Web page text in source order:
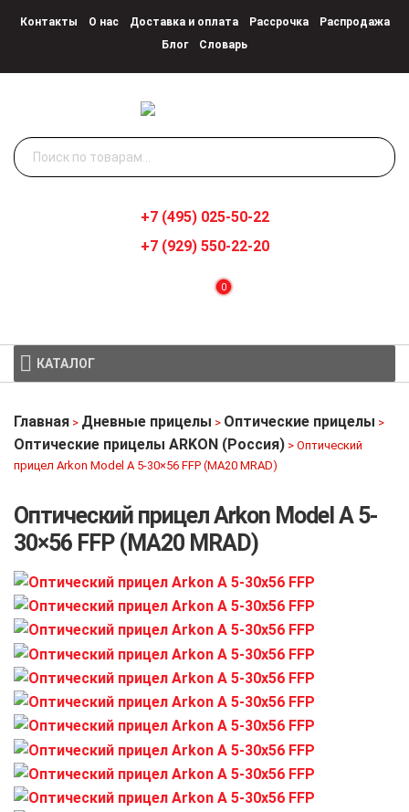
Контакты О нас Доставка и оплата Рассрочка
Распродажа
Блог
Словарь
Искать:
0
+7 (495) 025-50-22
+7 (929) 550-22-20
КАТАЛОГ
Главная > Дневные прицелы > Оптические прицелы >
Оптические прицелы ARKON (Россия) > Оптический
прицел Arkon Model A 5-30×56 FFP (MA20 MRAD)
Оптический прицел Arkon Model A 5-
30×56 FFP (MA20 MRAD)